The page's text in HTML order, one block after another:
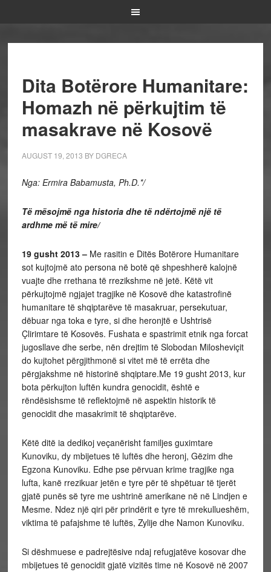
Dita Botërore Humanitare:
Homazh në përkujtim të
masakrave në Kosovë
AUGUST 19, 2013 BY DGRECA
Nga: Ermira Babamusta, Ph.D.*/
Të mësojmë nga historia dhe të ndërtojmë një të
ardhme më të mire/
19 gusht 2013 –Me rasitin e Ditës Botërore Humanitare
sot kujtojmë ato persona në botë që shpeshherë kalojnë
vuajte dhe rrethana të rrezikshme në jetë. Këtë vit
përkujtojmë ngjajet tragjike në Kosovë dhe katastrofinë
humanitare të shqiptarëve të masakruar, persekutuar,
dëbuar nga toka e tyre, si dhe heronjtë e Ushtrisë
Çlirimtare të Kosovës. Fushata e spastrimit etnik nga forcat
jugosllave dhe serbe, nën drejtim të Slobodan Milosheviçit
do kujtohet përgjithmonë si vitet më të errëta dhe
përgjakshme në historinë shqiptare.Me 19 gusht 2013, kur
bota përkujton luftën kundra genocidit, është e
rëndësishsme të reflektojmë në aspektin historik të
genocidit dhe masakrimit të shqiptarëve.
Këtë ditë ia dedikoj veçanërisht familjes guximtare
Kunoviku, dy mbijetues të luftës dhe heronj, Gëzim dhe
Egzona Kunoviku. Edhe pse përvuan krime tragjike nga
lufta, kanë rrezikuar jetën e tyre për të shpëtuar të tjerët
gjatë punës së tyre me ushtrinë amerikane në në Lindjen e
Mesme. Ndez një qiri për prindërit e tyre të mrekullueshëm,
viktima të pafajshme të luftës, Zylije dhe Namon Kunoviku.
Si dëshmuese e padrejtësive ndaj refugjatëve kosovar dhe
mbijetues të genocidit gjatë vizitës time në Kosovë në 2007